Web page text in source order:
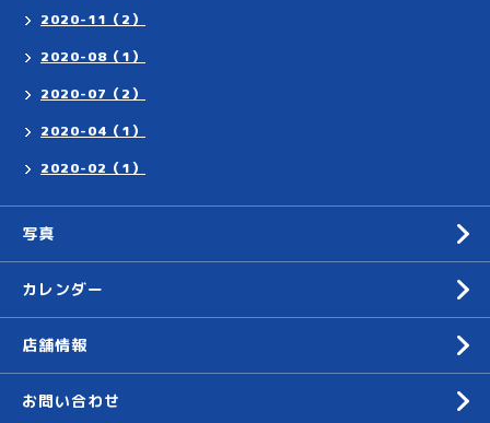
2020-11（2）
2020-08（1）
2020-07（2）
2020-04（1）
2020-02（1）
写真
カレンダー
店舗情報
お問い合わせ